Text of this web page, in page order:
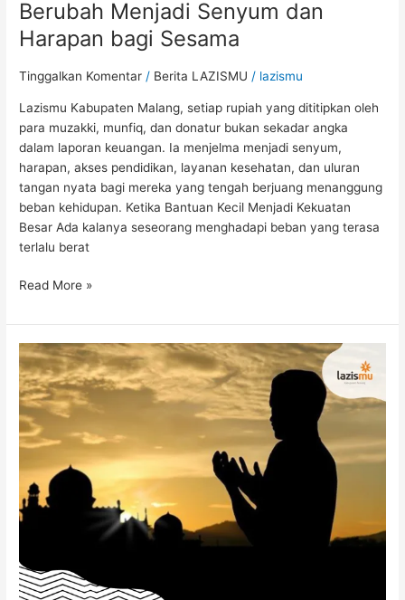
Berubah Menjadi Senyum dan
Harapan bagi Sesama
Tinggalkan Komentar / Berita LAZISMU / lazismu
Lazismu Kabupaten Malang, setiap rupiah yang dititipkan oleh
para muzakki, munfiq, dan donatur bukan sekadar angka
dalam laporan keuangan. Ia menjelma menjadi senyum,
harapan, akses pendidikan, layanan kesehatan, dan uluran
tangan nyata bagi mereka yang tengah berjuang menanggung
beban kehidupan. Ketika Bantuan Kecil Menjadi Kekuatan
Besar Ada kalanya seseorang menghadapi beban yang terasa
terlalu berat
Read More »
Doa
Rasulullah
Setelah
Subuh:
Kunci
Meraih
Ilmu
Bermanfaat,
Rezeki
Amal
yang